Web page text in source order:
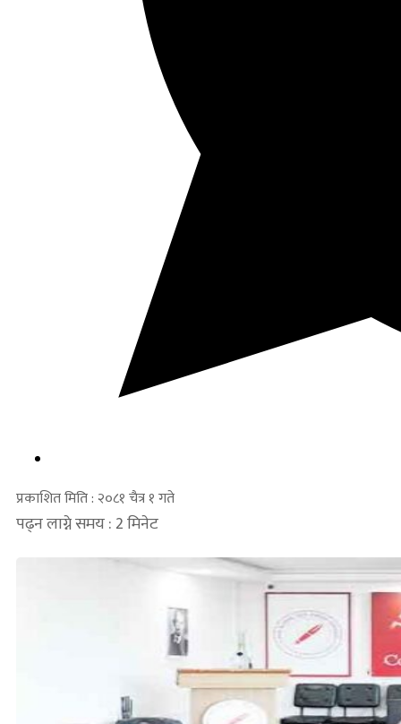
प्रकाशित मिति : २०८१ चैत्र १ गते
पढ्न लाग्ने समय : 2 मिनेट